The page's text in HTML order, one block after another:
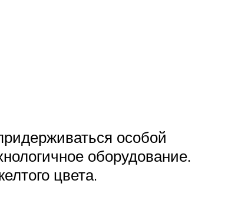
особой
оборудование.
цвета.